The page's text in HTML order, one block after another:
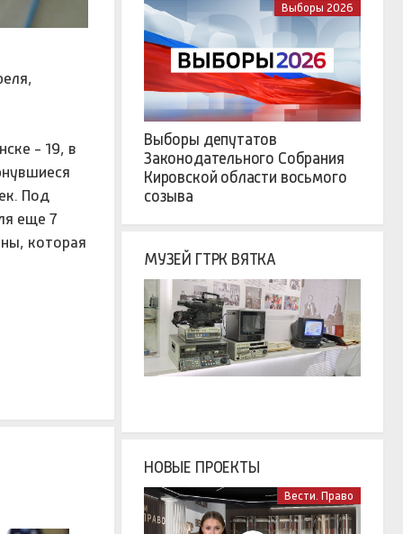
- 19, в
Под
еще 7
которая
Выборы 2026
Выборы депутатов
Законодательного Собрания
Кировской области восьмого
созыва
МУЗЕЙ ГТРК ВЯТКА
НОВЫЕ ПРОЕКТЫ
Вести. Право